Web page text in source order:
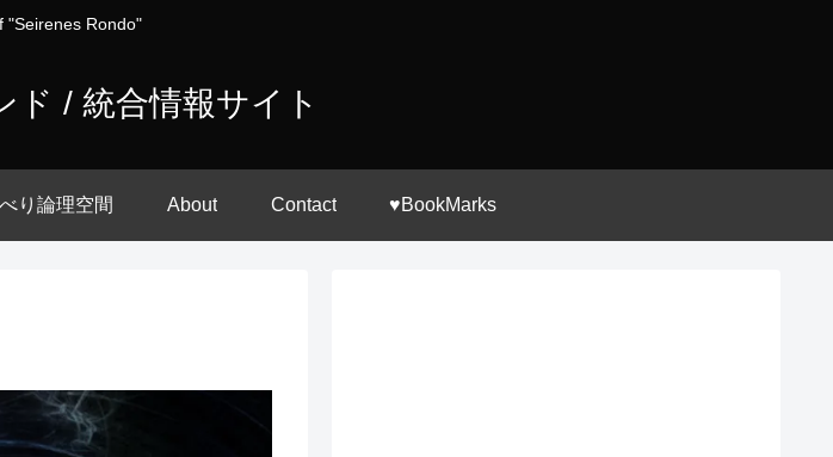
"Seirenes Rondo"
ド / 統合情報サイト
り論理空間 About Contact ♥BookMarks